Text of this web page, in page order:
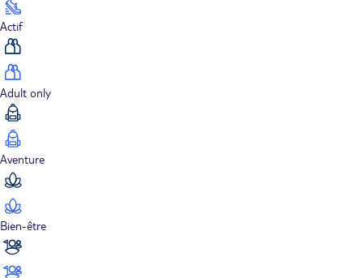
Actif
Adult only
Aventure
Bien-être